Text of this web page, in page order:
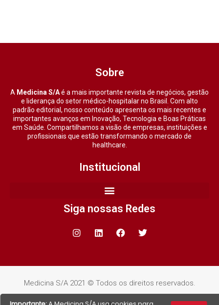
Sobre
A Medicina S/Aé a mais importante revista de negócios, gestão
e liderança do setor médico-hospitalar no Brasil. Com alto
padrão editorial, nosso conteúdo apresenta os mais recentes e
importantes avanços em Inovação, Tecnologia e Boas Práticas
em Saúde. Compartilhamos a visão de empresas, instituições e
profissionais que estão transformando o mercado de
healthcare.
Institucional
Siga nossas Redes
Medicina S/A 2021 © Todos os direitos reservados.